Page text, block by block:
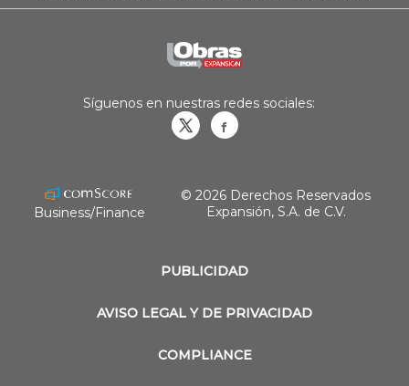
PUBLICIDAD
AVISO LEGAL Y DE PRIVACIDAD
COMPLIANCE
Síguenos en nuestras redes sociales:
Business/Finance
© 2026 Derechos Reservados
Expansión, S.A. de C.V.